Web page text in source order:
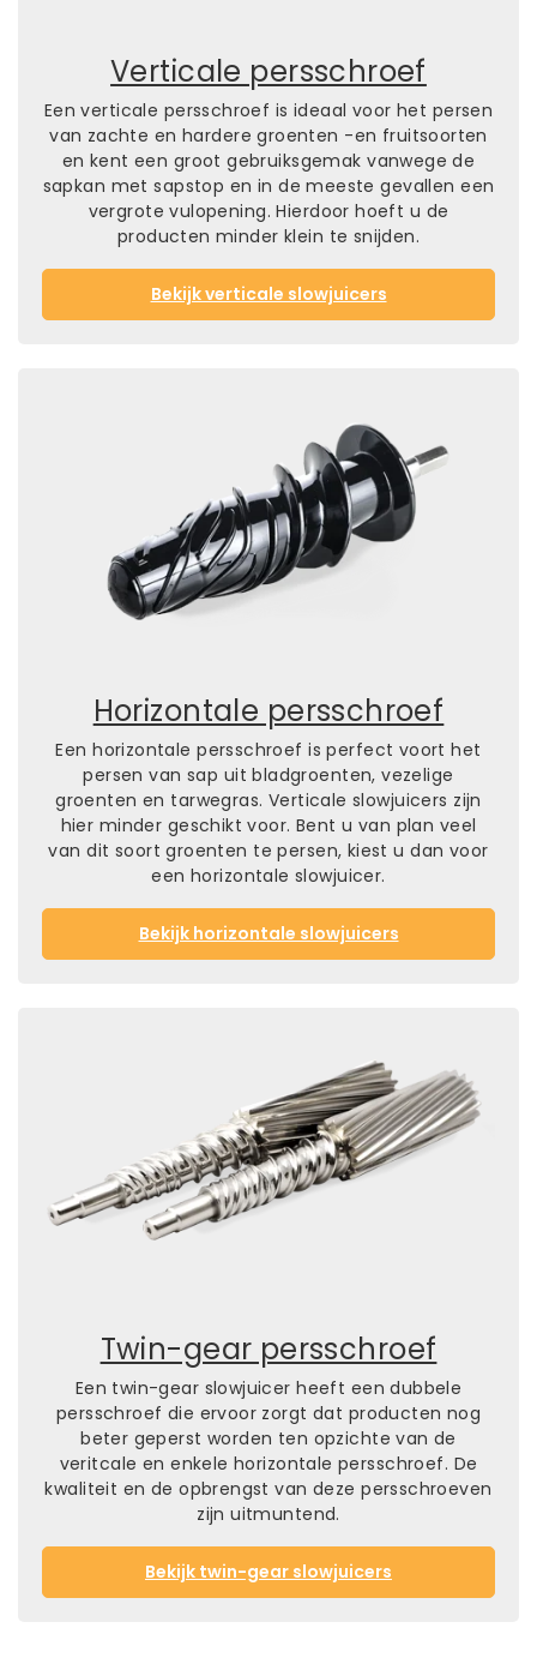
Verticale persschroef
Een verticale persschroef is ideaal voor het persen
van zachte en hardere groenten -en fruitsoorten
en kent een groot gebruiksgemak vanwege de
sapkan met sapstop en in de meeste gevallen een
vergrote vulopening. Hierdoor hoeft u de
producten minder klein te snijden.
Bekijk verticale slowjuicers
Horizontale persschroef
Een horizontale persschroef is perfect voort het
persen van sap uit bladgroenten, vezelige
groenten en tarwegras. Verticale slowjuicers zijn
hier minder geschikt voor. Bent u van plan veel
van dit soort groenten te persen, kiest u dan voor
een horizontale slowjuicer.
Bekijk horizontale slowjuicers
Twin-gear persschroef
Een twin-gear slowjuicer heeft een dubbele
persschroef die ervoor zorgt dat producten nog
beter geperst worden ten opzichte van de
veritcale en enkele horizontale persschroef. De
kwaliteit en de opbrengst van deze persschroeven
zijn uitmuntend.
Bekijk twin-gear slowjuicers